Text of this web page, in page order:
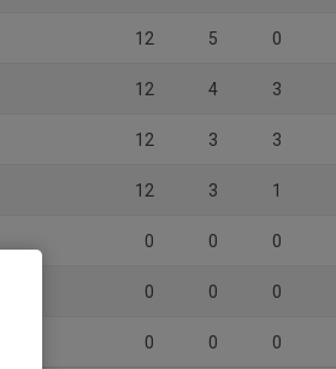
12 5 0
12 4 3
12 3 3
12 3 1
0 0 0
0 0 0
0 0 0